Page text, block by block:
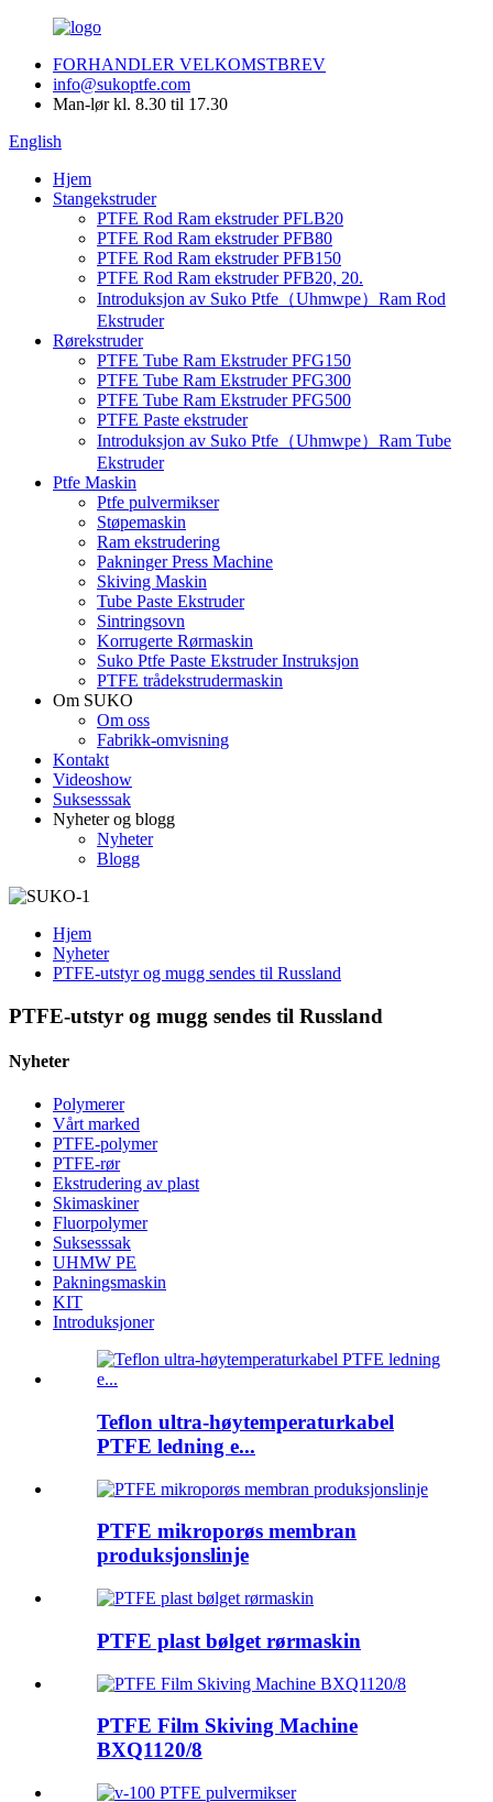
FORHANDLER VELKOMSTBREV
info@sukoptfe.com
Man-lør kl. 8.30 til 17.30
English
Hjem
Stangekstruder
PTFE Rod Ram ekstruder PFLB20
PTFE Rod Ram ekstruder PFB80
PTFE Rod Ram ekstruder PFB150
PTFE Rod Ram ekstruder PFB20, 20.
Introduksjon av Suko Ptfe（Uhmwpe）Ram Rod
Ekstruder
Rørekstruder
PTFE Tube Ram Ekstruder PFG150
PTFE Tube Ram Ekstruder PFG300
PTFE Tube Ram Ekstruder PFG500
PTFE Paste ekstruder
Introduksjon av Suko Ptfe（Uhmwpe）Ram Tube
Ekstruder
Ptfe Maskin
Ptfe pulvermikser
Støpemaskin
Ram ekstrudering
Pakninger Press Machine
Skiving Maskin
Tube Paste Ekstruder
Sintringsovn
Korrugerte Rørmaskin
Suko Ptfe Paste Ekstruder Instruksjon
PTFE trådekstrudermaskin
Om SUKO
Om oss
Fabrikk-omvisning
Kontakt
Videoshow
Suksesssak
Nyheter og blogg
Nyheter
Blogg
Hjem
Nyheter
PTFE-utstyr og mugg sendes til Russland
PTFE-utstyr og mugg sendes til Russland
Nyheter
Polymerer
Vårt marked
PTFE-polymer
PTFE-rør
Ekstrudering av plast
Skimaskiner
Fluorpolymer
Suksesssak
UHMW PE
Pakningsmaskin
KIT
Introduksjoner
Teflon ultra-høytemperaturkabel
PTFE ledning e...
PTFE mikroporøs membran
produksjonslinje
PTFE plast bølget rørmaskin
PTFE Film Skiving Machine
BXQ1120/8